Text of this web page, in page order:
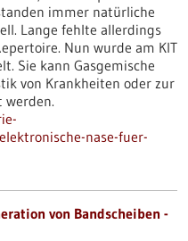
immer natürliche
Lange fehlte allerdings
Nun wurde am KIT
Sie kann Gasgemische
von Krankheiten oder zur
nase-fuer-
von Bandscheiben -